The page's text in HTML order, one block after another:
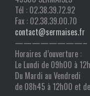
Tél : 02.38.39.72.92
Fax : 02.38.39.00.70
contact@sermaises.fr
————————–
Horaires d’ouverture :
Le Lundi de 09h00 à
Du Mardi au Vendredi
de 08h45 à 12h00 et